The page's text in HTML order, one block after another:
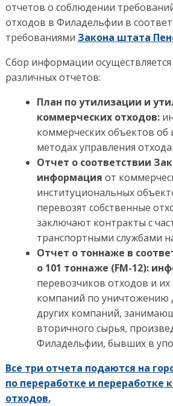
отчетов о соблюдении
отходов в Филадельфии в
требованиями Закона штата
Сбор информации
различных отчетов:
План по утилизации и
коммерческих отходов:
коммерческих объектов об
методах управления
Отчет о соответствии
информация от
институциональных
перевозят собственные
заключают контракты с
транспортными службами
Отчет о тоннаже в
о 101 тоннаже (FM-12):
перевозчиков отходов и
компаний по уничтожению
других компаний,
вторичного сырья,
Филадельфии, бывших в
Все три отчета подаются на
по переработке и переработке
отходов.